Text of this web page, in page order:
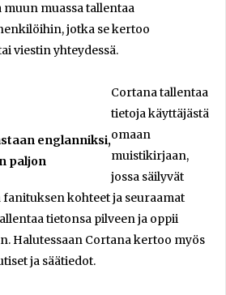
muassa tallentaa
jotka se kertoo
viestin yhteydessä.
englanniksi,
paljon
Cortana tallentaa
tietoja käyttäjästä
omaan
muistikirjaan,
jossa säilyvät
kohteet ja seuraamat
tietonsa pilveen ja oppii
Halutessaan Cortana kertoo myös
ja säätiedot.